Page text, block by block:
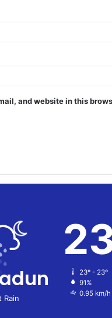
and website in this
Rain
23º - 23º
91%
0.95 km/h